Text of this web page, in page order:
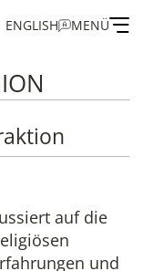
ENGLISH MENÜ
auf die
und